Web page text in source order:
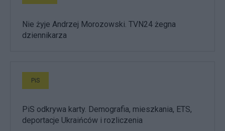
Nie żyje Andrzej Morozowski. TVN24 żegna
dziennikarza
PiS
PiS odkrywa karty. Demografia, mieszkania, ETS,
deportacje Ukraińców i rozliczenia